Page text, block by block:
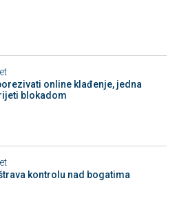
online klađenje, jedna
blokadom
kontrolu nad bogatima